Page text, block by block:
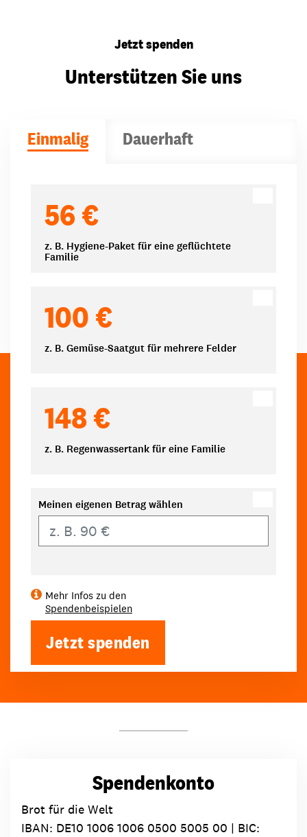
Jetzt spenden
Unterstützen Sie uns
Einmalig Dauerhaft
56 €
z. B. Hygiene-Paket für eine geflüchtete
Familie
100 €
z. B. Gemüse-Saatgut für mehrere Felder
148 €
z. B. Regenwassertank für eine Familie
Meinen eigenen Betrag wählen
Mehr Infos zu den
Spendenbeispielen
Jetzt spenden
Spendenkonto
Brot für die Welt
IBAN: DE10 1006 1006 0500 5005 00 | BIC: